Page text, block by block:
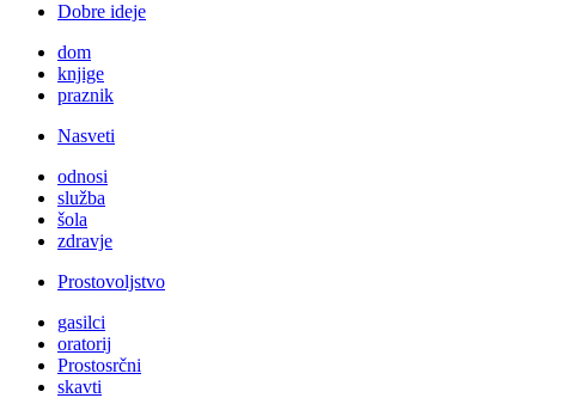
Dobre ideje
dom
knjige
praznik
Nasveti
odnosi
služba
šola
zdravje
Prostovoljstvo
gasilci
oratorij
Prostosrčni
skavti